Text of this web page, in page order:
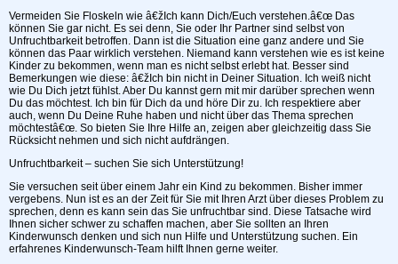
Vermeiden Sie Floskeln wie â€žIch kann Dich/Euch verstehen.â€œ Das
können Sie gar nicht. Es sei denn, Sie oder Ihr Partner sind selbst von
Unfruchtbarkeit betroffen. Dann ist die Situation eine ganz andere und Sie
können das Paar wirklich verstehen. Niemand kann verstehen wie es ist keine
Kinder zu bekommen, wenn man es nicht selbst erlebt hat. Besser sind
Bemerkungen wie diese: â€žIch bin nicht in Deiner Situation. Ich weiß nicht
wie Du Dich jetzt fühlst. Aber Du kannst gern mit mir darüber sprechen wenn
Du das möchtest. Ich bin für Dich da und höre Dir zu. Ich respektiere aber
auch, wenn Du Deine Ruhe haben und nicht über das Thema sprechen
möchtestâ€œ. So bieten Sie Ihre Hilfe an, zeigen aber gleichzeitig dass Sie
Rücksicht nehmen und sich nicht aufdrängen.
Unfruchtbarkeit – suchen Sie sich Unterstützung!
Sie versuchen seit über einem Jahr ein Kind zu bekommen. Bisher immer
vergebens. Nun ist es an der Zeit für Sie mit Ihren Arzt über dieses Problem zu
sprechen, denn es kann sein das Sie unfruchtbar sind. Diese Tatsache wird
Ihnen sicher schwer zu schaffen machen, aber Sie sollten an Ihren
Kinderwunsch denken und sich nun Hilfe und Unterstützung suchen. Ein
erfahrenes Kinderwunsch-Team hilft Ihnen gerne weiter.